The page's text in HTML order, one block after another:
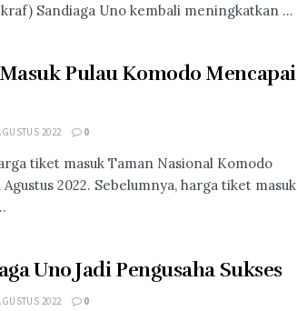
Sandiaga Uno kembali meningkatkan ...
Pulau Komodo Mencapai
2022 0
tiket masuk Taman Nasional Komodo
2022. Sebelumnya, harga tiket masuk
Uno Jadi Pengusaha Sukses
2022 0